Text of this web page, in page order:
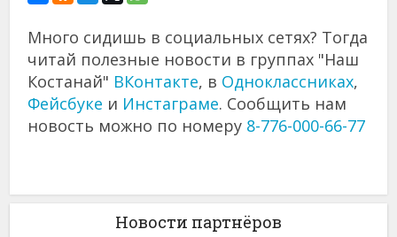
Много сидишь в социальных сетях? Тогда
читай полезные новости в группах "Наш
Костанай" ВКонтакте, в Одноклассниках,
Фейсбуке и Инстаграме. Сообщить нам
новость можно по номеру 8-776-000-66-77
Новости партнёров